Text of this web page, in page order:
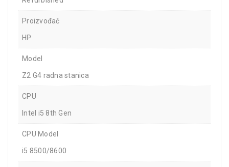
Proizvođač
HP
Model
Z2 G4 radna stanica
CPU
Intel i5 8th Gen
CPU Model
i5 8500/8600